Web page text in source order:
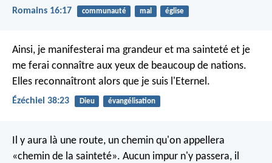
Romains 16:17 communauté mal église
Ainsi, je manifesterai ma grandeur et ma sainteté et je
me ferai connaître aux yeux de beaucoup de nations.
Elles reconnaîtront alors que je suis l'Eternel.
Ézéchiel 38:23 Dieu évangélisation
Il y aura là une route, un chemin qu'on appellera
«chemin de la sainteté». Aucun impur n'y passera, il